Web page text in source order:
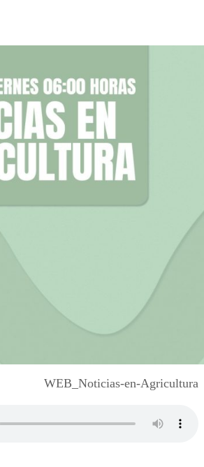
WEB_Noticias-en-Agricultura